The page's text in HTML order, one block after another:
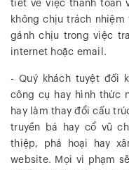
tiết về việc thanh toán
không chịu trách
gánh chịu trong việc
internet hoặc email.
- Quý khách tuyệt đối
công cụ hay hình thức
hay làm thay đổi cấu
truyền bá hay cổ vũ
thiệp, phá hoại hay
website. Mọi vi phạm